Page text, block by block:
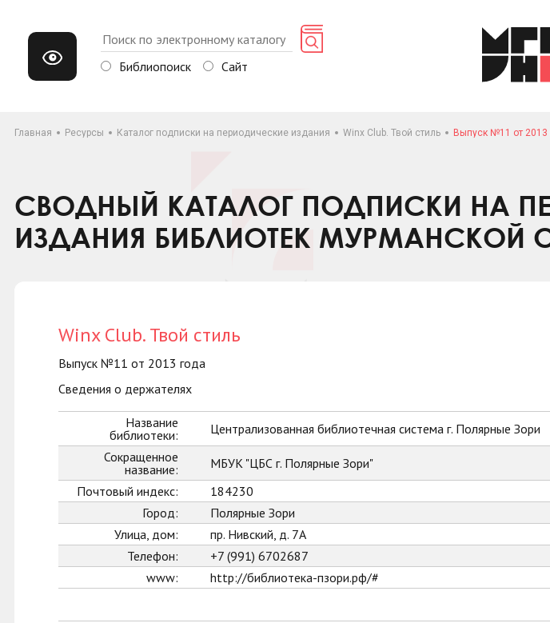
Библиопоиск Сайт
Главная Ресурсы Каталог подписки на периодические издания Winx Club. Твой стиль Выпуск №11 от 2013
СВОДНЫЙ КАТАЛОГ ПОДПИСКИ НА
ИЗДАНИЯ БИБЛИОТЕК МУРМАНСКОЙ
Winx Club. Твой стиль
Выпуск №11 от 2013 года
Сведения о держателях
Название
библиотеки:
Централизованная библиотечная система г. Полярные Зори
Сокращенное
название:
МБУК "ЦБС г. Полярные Зори"
Почтовый индекс:
184230
Город:
Полярные Зори
Улица, дом:
пр. Нивский, д. 7А
Телефон:
+7 (991) 6702687
www:
http://библиотека-пзори.рф/#